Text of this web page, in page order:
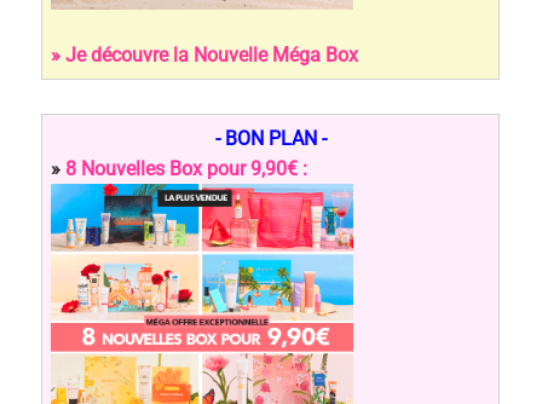
» Je découvre la Nouvelle Méga Box
- BON PLAN -
» 8 Nouvelles Box pour 9,90€ :